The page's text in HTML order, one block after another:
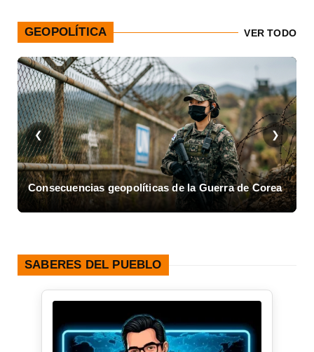
GEOPOLÍTICA VER TODO
❮
Consecuencias geopolíticas de la Guerra de Corea
❯
SABERES DEL PUEBLO